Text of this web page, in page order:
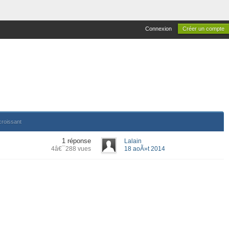
Connexion Créer un compte
1 réponse
4â€¯288 vues
Lalain
18 aoÃ»t 2014